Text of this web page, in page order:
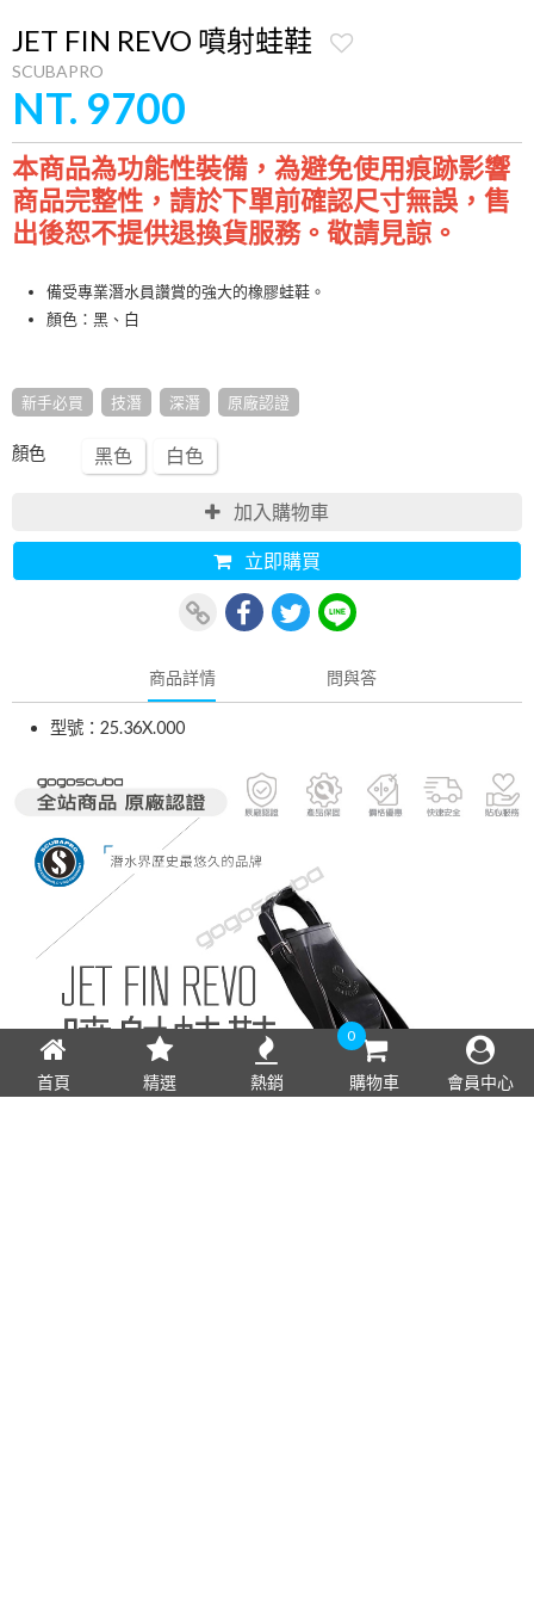
首頁 精選 熱銷
0
購物車 會員中心
JET FIN REVO 噴射蛙鞋
SCUBAPRO
NT. 9700
本商品為功能性裝備，為避免使用痕跡影響
商品完整性，請於下單前確認尺寸無誤，售
出後恕不提供退換貨服務。 敬請見諒。
備受專業潛水員讚賞的強大的橡膠蛙鞋。
顏色：黑、白
新手必買 技潛 深潛 原廠認證
顏色 黑色 白色
加入購物車
立即購買
商品詳情 問與答
型號：25.36X.000